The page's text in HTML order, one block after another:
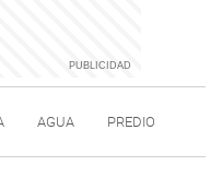
AGUA PREDIO